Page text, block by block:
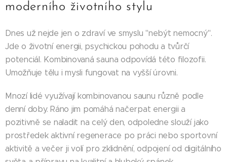
moderního životního stylu
Dnes už nejde jen o zdraví ve smyslu "nebýt nemocný".
Jde o životní energii, psychickou pohodu a tvůrčí
potenciál. Kombinovaná sauna odpovídá této filozofii.
Umožňuje tělu i mysli fungovat na vyšší úrovni.
Mnozí lidé využívají kombinovanou saunu různě podle
denní doby. Ráno jim pomáhá načerpat energii a
pozitivně se naladit na celý den, odpoledne slouží jako
prostředek aktivní regenerace po práci nebo sportovní
aktivitě a večer ji volí pro zklidnění, odpojení od digitálního